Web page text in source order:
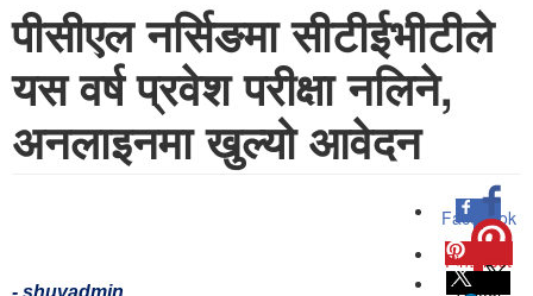
पीसीएल नर्सिङमा सीटीईभीटीले
यस वर्ष प्रवेश परीक्षा नलिने,
अनलाइनमा खुल्यो आवेदन
Facebook
0
Pinterest
Twitter